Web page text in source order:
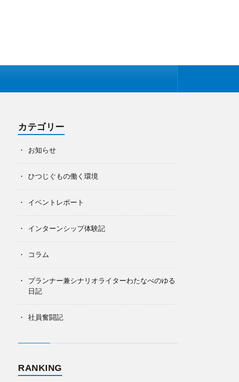
カテゴリー
お知らせ
ひつじぐもの働く環境
イベントレポート
インターンシップ体験記
コラム
プランナー兼シナリオライターわたなべのゆる
日記
社員奮闘記
RANKING